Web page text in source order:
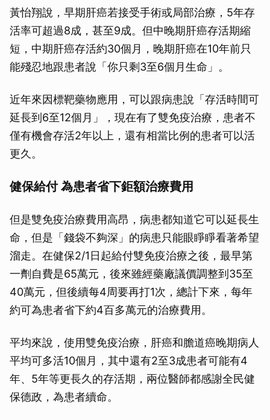
黃怡翔說，早期肝癌若接受手術或局部治療，5年存
活率可超過8成，甚至9成。但中晚期肝癌存活期縮
短，中期肝癌存活約30個月，晚期肝癌在10年前只
能殘忍地跟患者說「你只剩3至6個月生命」。
近年來因標靶藥物應用，可以跟病患說「存活時間可
延長到6至12個月」，現在有了雙免疫治療，患者不
僅有機會存活2年以上，還有相當比例的患者可以活
更久。
健保給付 為患者省下鉅額治療費用
但是雙免疫治療費用高昂，病患都知道它可以延長生
命，但是「錢袋不夠深」的病患只能眼睜睜看著希望
溜走。在健保2/1日起給付雙免疫治療之後，最早第
一劑自費是65萬元，後來雖經藥廠議價調整到35至
40萬元，但後續每4周要再打1次，總計下來，每年
約可為患者省下約4百多萬元的治療費用。
平均來說，使用雙免疫治療，肝癌和膽道癌晚期病人
平均可多活10個月，其中還有2至3成患者可能有4
年、5年等更長久的存活期，兩位醫師都感謝全民健
保德政，為患者續命。